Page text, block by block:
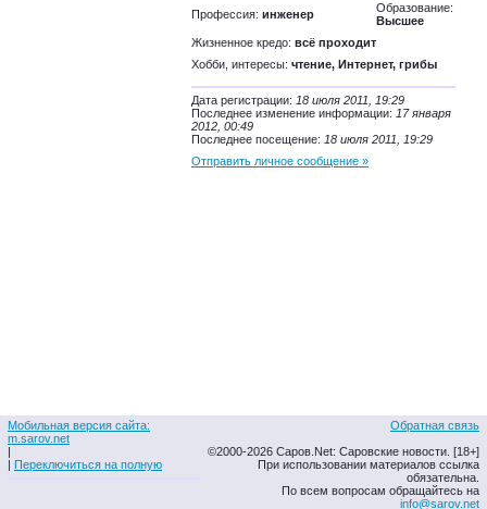
Профессия: инженер
Образование:
Высшее
Жизненное кредо: всё проходит
Хобби, интересы: чтение, Интернет, грибы
Дата регистрации: 18 июля 2011, 19:29
Последнее изменение информации: 17 января
2012, 00:49
Последнее посещение: 18 июля 2011, 19:29
Отправить личное сообщение »
Мобильная версия сайта:
m.sarov.net
|
| Переключиться на полную
Обратная связь
©2000-2026 Саров.Net: Саровские новости. [18+]
При использовании материалов ссылка
обязательна.
По всем вопросам обращайтесь на
info@sarov.net